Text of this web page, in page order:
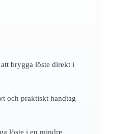
brygga löste direkt i
och praktiskt handtag
löste i en mindre